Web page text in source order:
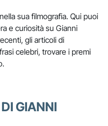
sua filmografia. Qui puoi
e curiosità su Gianni
gli articoli di
celebri, trovare i premi
GIANNI